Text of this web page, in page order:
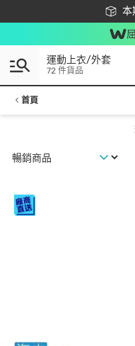
本
下
運動上衣/外套
72 件貨品
首頁